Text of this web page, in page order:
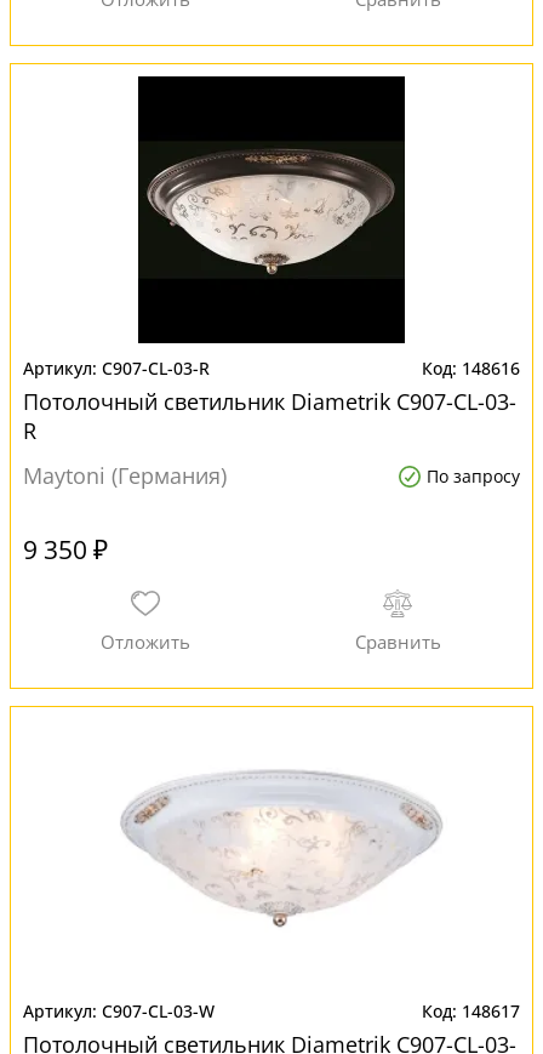
C907-CL-03-R 148616
Потолочный светильник Diametrik C907-CL-03-
R
Maytoni (Германия)
По запросу
9 350 ₽
C907-CL-03-W 148617
Потолочный светильник Diametrik C907-CL-03-